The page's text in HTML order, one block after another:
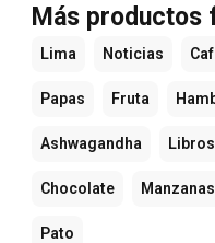
Más productos
Lima Noticias
Papas Fruta
Ashwagandha Libros
Chocolate Manzanas
Pato